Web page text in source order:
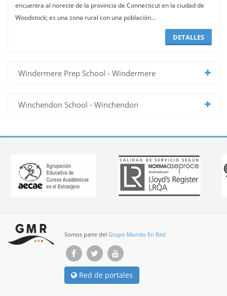
encuentra al noreste de la provincia de Connecticut en la ciudad de
Woodstock; es una zona rural con una población...
DETALLES
Windermere Prep School - Windermere
Winchendon School - Winchendon
Somos parte del Grupo Mundo En Red
Red de portales